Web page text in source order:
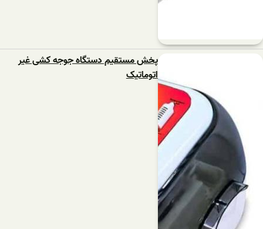
پخش مستقیم دستگاه جوجه کشی غیر
اتوماتیک